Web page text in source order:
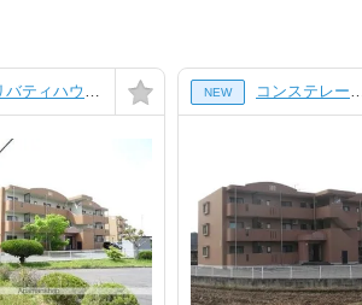
ティハウス西築地[1階] NEW コンステレーション[103号室]